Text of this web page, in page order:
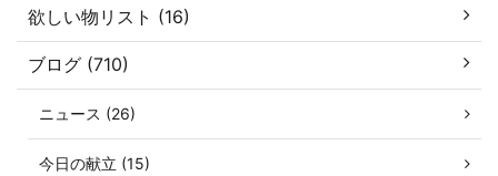
欲しい物リスト (16)
ブログ (710)
ニュース (26)
今日の献立 (15)